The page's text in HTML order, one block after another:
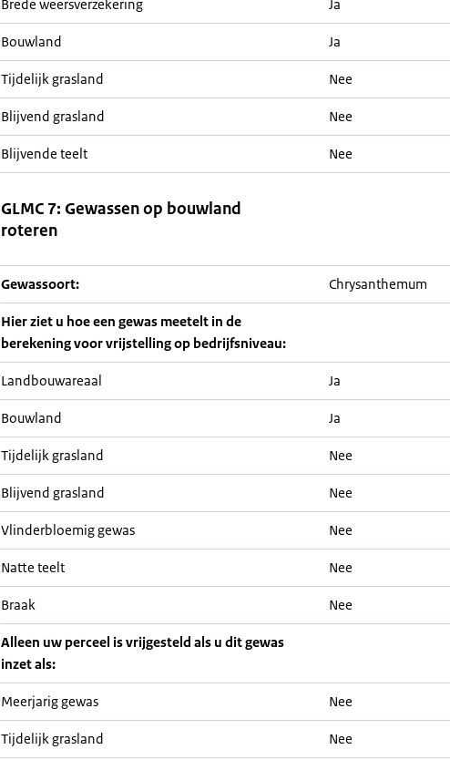
Brede weersverzekering Ja
Bouwland Ja
Tijdelijk grasland Nee
Blijvend grasland Nee
Blijvende teelt Nee
GLMC 7: Gewassen op bouwland
roteren
Gewassoort: Chrysanthemum
Hier ziet u hoe een gewas meetelt in de
berekening voor vrijstelling op bedrijfsniveau:
Landbouwareaal Ja
Bouwland Ja
Tijdelijk grasland Nee
Blijvend grasland Nee
Vlinderbloemig gewas Nee
Natte teelt Nee
Braak Nee
Alleen uw perceel is vrijgesteld als u dit gewas
inzet als:
Meerjarig gewas Nee
Tijdelijk grasland Nee